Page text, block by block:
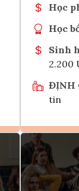
Học
Học
Sinh
2.200
ĐỊNH
tin